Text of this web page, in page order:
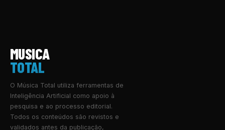
MUSICA
TOTAL
O Música Total utiliza ferramentas de
Inteligência Artificial como apoio à
pesquisa e ao processo editorial.
Todos os conteúdos são revistos e
validados antes da publicação,